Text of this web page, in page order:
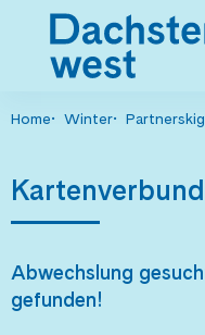
Home Winter
Abwechslung
gefunden!